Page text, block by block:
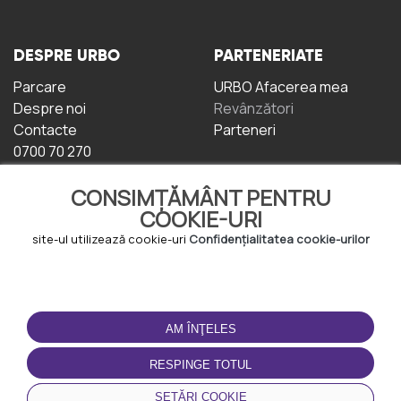
CONSIMȚĂMÂNT PENTRU
COOKIE-URI
site-ul utilizează cookie-uri Confidențialitatea cookie-urilor
AM ÎNŢELES
RESPINGE TOTUL
SETĂRI COOKIE
DESPRE URBO
Parcare
Despre noi
Contacte
0700 70 270
PARTENERIATE
URBO Afacerea mea
Revânzători
Parteneri
TERMENI DE UTILIZARE
Termeni și condiții
Politica de
Confidențialitate
Politica de cookie-uri
DESCĂRCAȚI
APLICAȚIA